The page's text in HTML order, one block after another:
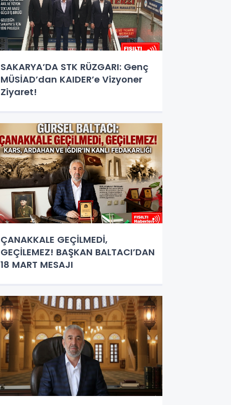
SAKARYA’DA STK RÜZGARI: Genç
MÜSİAD’dan KAIDER’e Vizyoner
Ziyaret!
ÇANAKKALE GEÇİLMEDİ,
GEÇİLEMEZ! BAŞKAN BALTACI’DAN
18 MART MESAJI